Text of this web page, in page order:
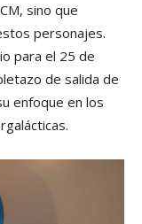
sino que
personajes.
para el 25 de
de salida de
enfoque en los